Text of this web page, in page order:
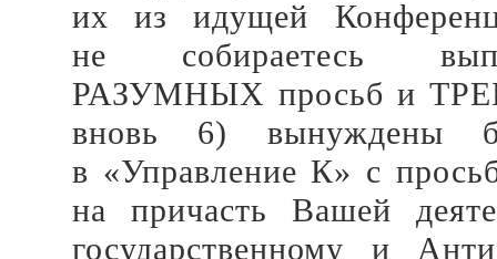
их из идущей
не собираетесь
РАЗУМНЫХ просьб и
вновь 6) вынуждены
в «Управление К» с
на причасть Вашей
государственному и